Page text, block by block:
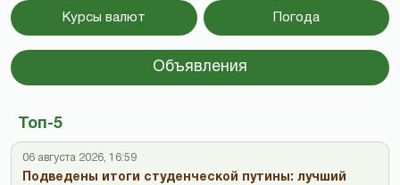
Курсы валют Погода
Объявления
Топ-5
06 августа 2026, 16:59
Подведены итоги студенческой путины: лучший